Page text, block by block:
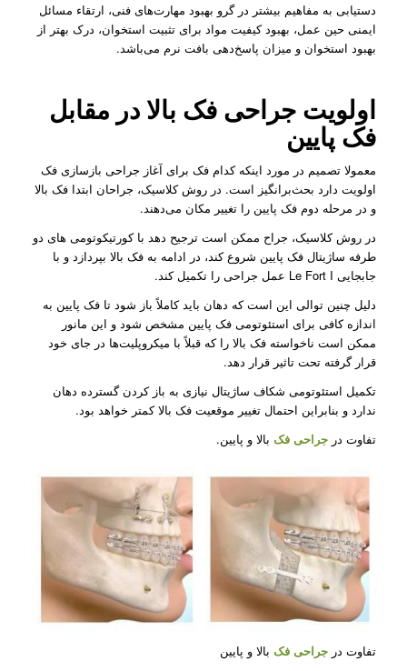
دستیابی به مفاهیم بیشتر در گرو بهبود مهارت‌های فنی، ارتقاء مسائل
ایمنی حین عمل، بهبود کیفیت مواد برای تثبیت استخوان، درک بهتر از
بهبود استخوان و میزان پاسخ‌‌دهی بافت نرم می‌باشد.
اولویت جراحی فک بالا در مقابل
فک پایین
معمولا تصمیم در مورد اینکه کدام فک برای آغاز جراحی بازسازی فک
اولویت دارد بحث‌برانگیز است. در روش کلاسیک، جراحان ابتدا فک بالا
و در مرحله دوم فک پایین را تغییر مکان می‌دهند.
در روش کلاسیک، جراح ممکن است ترجیح ‌دهد با کورتیکوتومی ‌های دو
طرفه ساژیتال فک پایین شروع کند، در ادامه به فک بالا بپردازد و با
جابجایی Le Fort I عمل جراحی را تکمیل کند.
دلیل چنین توالی این است که دهان باید کاملاً باز شود تا فک پایین به
اندازه کافی برای استئوتومی فک پایین مشخص شود و این مانور
ممکن است ناخواسته فک بالا را که قبلاً با میکروپلیت‌ها در جای خود
قرار گرفته تحت تاثیر قرار دهد.
تکمیل استئوتومی شکاف ساژیتال نیازی به باز کردن گسترده دهان
ندارد و بنابراین احتمال تغییر موقعیت فک بالا کمتر خواهد بود.
تفاوت در جراحی فکبالا و پایین.
تفاوت در جراحی فکبالا و پایین